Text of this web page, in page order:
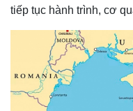
tiếp tục hành trình, cơ